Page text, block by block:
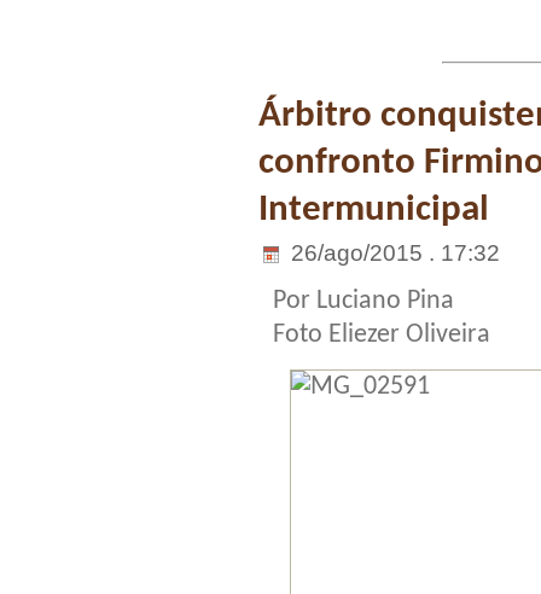
Árbitro
confronto
Intermunicipal
26/ago/2015 . 17:32
Por Luciano Pina
Foto Eliezer Oliveira